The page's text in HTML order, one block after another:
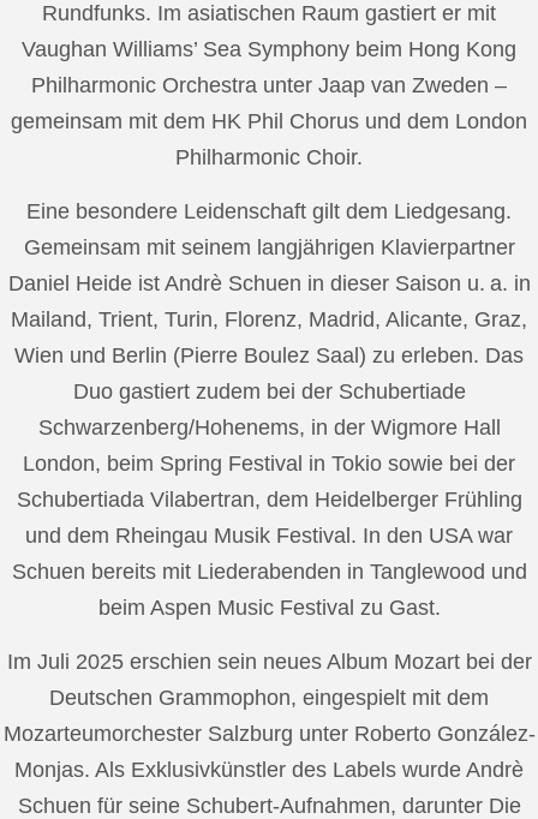
Rundfunks. Im asiatischen Raum gastiert er mit
Vaughan Williams’ Sea Symphony beim Hong Kong
Philharmonic Orchestra unter Jaap van Zweden –
gemeinsam mit dem HK Phil Chorus und dem London
Philharmonic Choir.
Eine besondere Leidenschaft gilt dem Liedgesang.
Gemeinsam mit seinem langjährigen Klavierpartner
Daniel Heide ist Andrè Schuen in dieser Saison u. a. in
Mailand, Trient, Turin, Florenz, Madrid, Alicante, Graz,
Wien und Berlin (Pierre Boulez Saal) zu erleben. Das
Duo gastiert zudem bei der Schubertiade
Schwarzenberg/Hohenems, in der Wigmore Hall
London, beim Spring Festival in Tokio sowie bei der
Schubertiada Vilabertran, dem Heidelberger Frühling
und dem Rheingau Musik Festival. In den USA war
Schuen bereits mit Liederabenden in Tanglewood und
beim Aspen Music Festival zu Gast.
Im Juli 2025 erschien sein neues Album Mozart bei der
Deutschen Grammophon, eingespielt mit dem
Mozarteumorchester Salzburg unter Roberto González-
Monjas. Als Exklusivkünstler des Labels wurde Andrè
Schuen für seine Schubert-Aufnahmen, darunter Die